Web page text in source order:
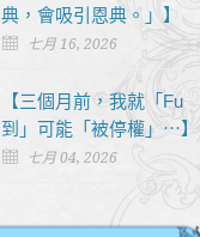
典，會吸引恩典。」】
七月 16, 2026
【三個月前，我就「Fu
到」可能「被停權」⋯】
七月 04, 2026